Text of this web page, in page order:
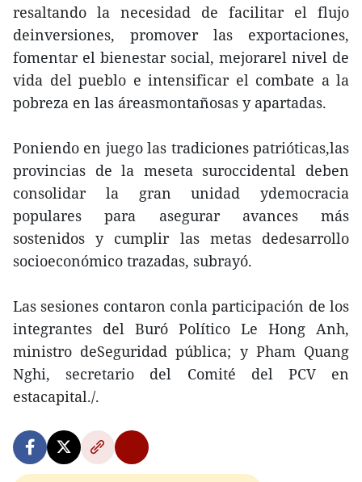
resaltando la necesidad de facilitar el flujo
deinversiones, promover las exportaciones,
fomentar el bienestar social, mejorarel nivel de
vida del pueblo e intensificar el combate a la
pobreza en las áreasmontañosas y apartadas.
Poniendo en juego las tradiciones patrióticas,las
provincias de la meseta suroccidental deben
consolidar la gran unidad ydemocracia
populares para asegurar avances más
sostenidos y cumplir las metas dedesarrollo
socioeconómico trazadas, subrayó.
Las sesiones contaron conla participación de los
integrantes del Buró Político Le Hong Anh,
ministro deSeguridad pública; y Pham Quang
Nghi, secretario del Comité del PCV en
estacapital./.